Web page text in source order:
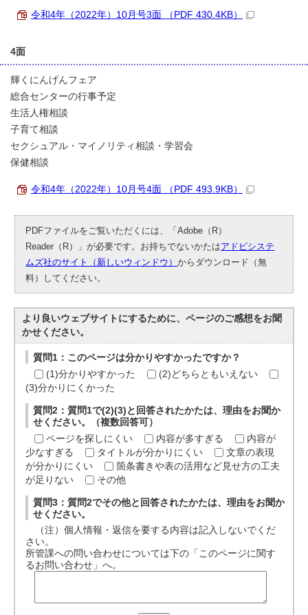
令和4年（2022年）10月号3面 （PDF 430.4KB）
4面
輝くにんげんフェア
総合センターの行事予定
生活人権相談
子育て相談
セクシュアル・マイノリティ相談・学習会
保健相談
令和4年（2022年）10月号4面 （PDF 493.9KB）
PDFファイルをご覧いただくには、「Adobe（R）
Reader（R）」が必要です。お持ちでないかたはアドビシステ
ムズ社のサイト（新しいウィンドウ）からダウンロード（無
料）してください。
より良いウェブサイトにするために、ページのご感想をお聞
かせください。
質問1：このページは分かりやすかったですか？
(1)分かりやすかった
(2)どちらともいえない
(3)分かりにくかった
質問2：質問1で(2)(3)と回答されたかたは、理由をお聞か
せください。（複数回答可）
ページを探しにくい
内容が多すぎる
内容が
少なすぎる
タイトルが分かりにくい
文章の表現
が分かりにくい
箇条書きや表の活用など見せ方の工夫
が足りない
その他
質問3：質問2でその他と回答されたかたは、理由をお聞か
せください。
（注）個人情報・返信を要する内容は記入しないでくだ
さい。
所管課への問い合わせについては下の「このページに関す
るお問い合わせ」へ。